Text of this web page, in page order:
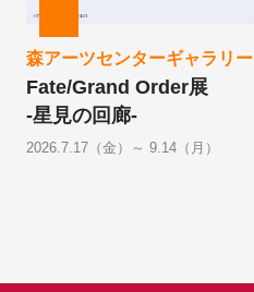
森アーツセンターギャラリー
Fate/Grand Order展
-星見の回廊-
2026.7.17（金）～ 9.14（月）